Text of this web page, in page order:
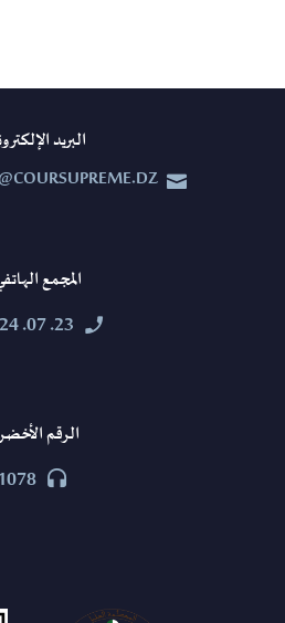
البريد


المجمع


23. 07. 24. 023
الرقم

